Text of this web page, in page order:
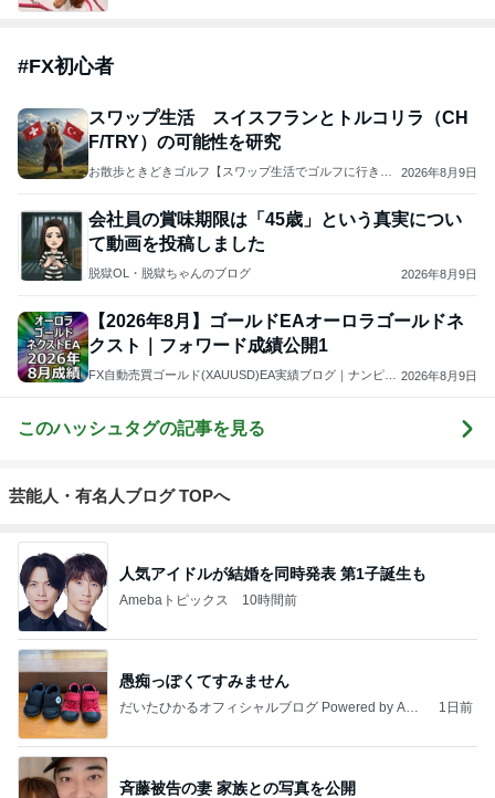
#FX初心者
スワップ生活 スイスフランとトルコリラ（CH
F/TRY）の可能性を研究
お散歩ときどきゴルフ【スワップ生活でゴルフに行きた
2026年8月9日
会社員の賞味期限は「45歳」という真実につい
て動画を投稿しました
脱獄OL・脱獄ちゃんのブログ 2026年8月9日
【2026年8月】ゴールドEAオーロラゴールドネ
クスト｜フォワード成績公開1
FX自動売買ゴールド(XAUUSD)EA実績ブログ｜ナンピン
2026年8月9日
このハッシュタグの記事を見る
芸能人・有名人ブログ TOPへ
人気アイドルが結婚を同時発表 第1子誕生も
Amebaトピックス 10時間前
愚痴っぽくてすみません
だいたひかるオフィシャルブログ Powered by Ame
1日前
斉藤被告の妻 家族との写真を公開